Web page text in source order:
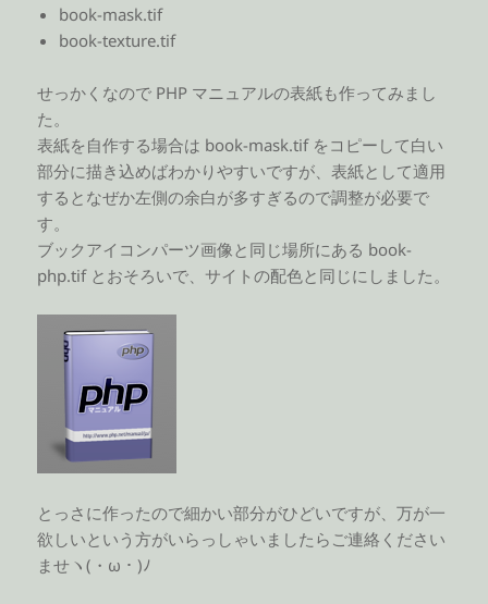
book-mask.tif
book-texture.tif
せっかくなので PHP マニュアルの表紙も作ってみまし
た。
表紙を自作する場合は book-mask.tif をコピーして白い
部分に描き込めばわかりやすいですが、表紙として適用
するとなぜか左側の余白が多すぎるので調整が必要で
す。
ブックアイコンパーツ画像と同じ場所にある book-
php.tif とおそろいで、サイトの配色と同じにしました。
とっさに作ったので細かい部分がひどいですが、万が一
欲しいという方がいらっしゃいましたらご連絡ください
ませヽ(・ω・)ﾉ